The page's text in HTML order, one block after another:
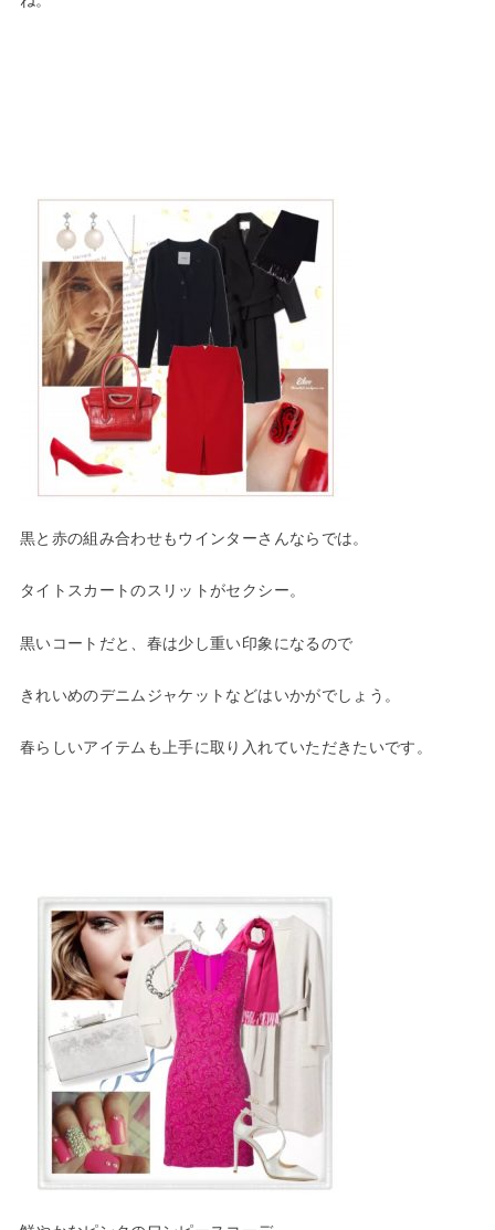
黒と赤の組み合わせもウインターさんならでは。
タイトスカートのスリットがセクシー。
黒いコートだと、春は少し重い印象になるので
きれいめのデニムジャケットなどはいかがでしょう。
春らしいアイテムも上手に取り入れていただきたいです。